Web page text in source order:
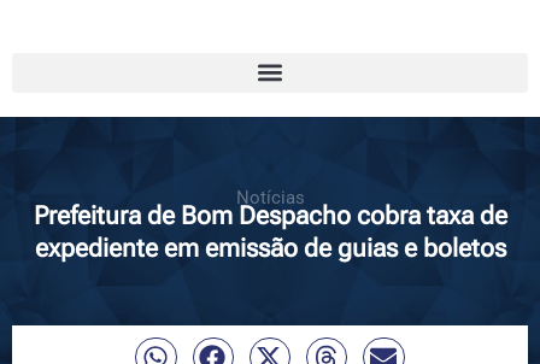
Notícias
Prefeitura de Bom Despacho cobra taxa de
expediente em emissão de guias e boletos